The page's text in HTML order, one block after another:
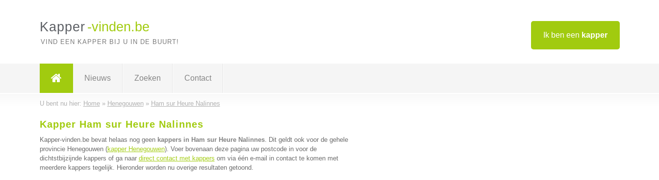
Ik ben een kapper
Kapper -vinden.be
VIND EEN KAPPER BIJ U IN DE BUURT!
Nieuws Zoeken Contact
U bent nu hier: Home» Henegouwen» Ham sur Heure Nalinnes
Kapper Ham sur Heure Nalinnes
Kapper-vinden.be bevat helaas nog geen kappers in Ham sur Heure Nalinnes. Dit geldt ook voor de gehele
provincie Henegouwen (kapper Henegouwen). Voer bovenaan deze pagina uw postcode in voor de
dichtstbijzijnde kappers of ga naar direct contact met kappers om via één e-mail in contact te komen met
meerdere kappers tegelijk. Hieronder worden nu overige resultaten getoond.